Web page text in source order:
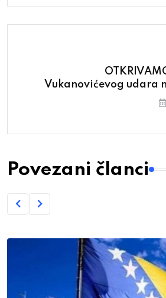
Vukanovićevog udara
Povezani članci